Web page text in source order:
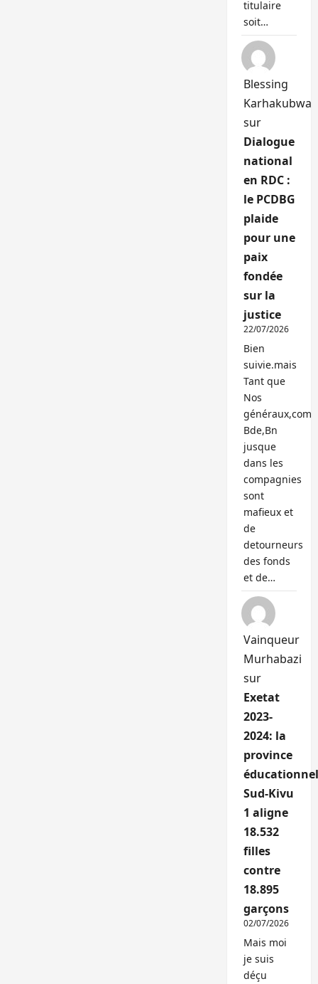
titulaire
soit…
Blessing
Karhakubwa
sur
Dialogue
national
en RDC :
le PCDBG
plaide
pour une
paix
fondée
sur la
justice
22/07/2026
Bien
suivie.mais
Tant que
Nos
généraux,com
Bde,Bn
jusque
dans les
compagnies
sont
mafieux et
de
detourneurs
des fonds
et de…
Vainqueur
Murhabazi
sur
Exetat
2023-
2024: la
province
Sud-Kivu
1 aligne
18.532
filles
contre
18.895
garçons
02/07/2026
Mais moi
je suis
déçu